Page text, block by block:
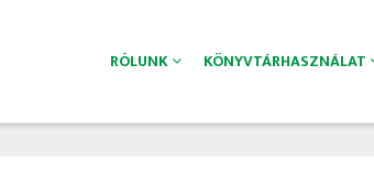
RÓLUNK KÖNYVTÁRHASZNÁLAT